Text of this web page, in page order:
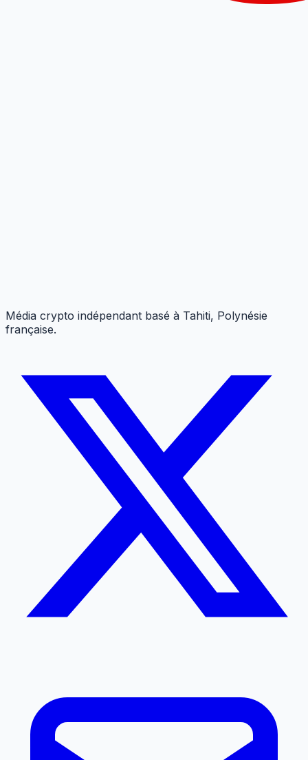
Média crypto indépendant basé à Tahiti, Polynésie
française.